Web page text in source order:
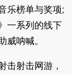
乐榜单与奖项;
一系列的线下
威呐喊。
射击网游，